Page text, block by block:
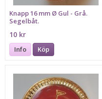
Knapp 16 mm Ø Gul - Grå.
Segelbåt.
10 kr
Info Köp